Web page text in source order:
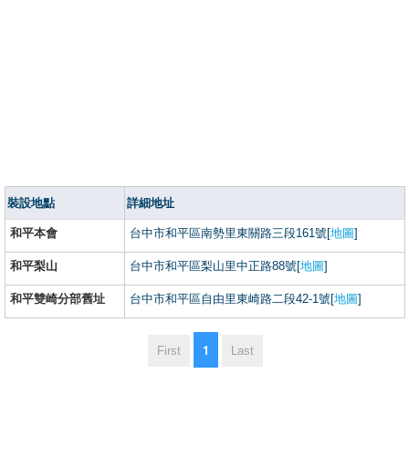
裝設地點 詳細地址
和平本會 台中市和平區南勢里東關路三段161號[地圖]
和平梨山 台中市和平區梨山里中正路88號[地圖]
和平雙崎分部舊址 台中市和平區自由里東崎路二段42-1號[地圖]
First 1 Last